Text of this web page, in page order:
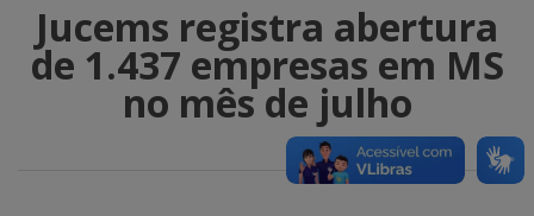
Jucems registra abertura
de 1.437 empresas em MS
no mês de julho